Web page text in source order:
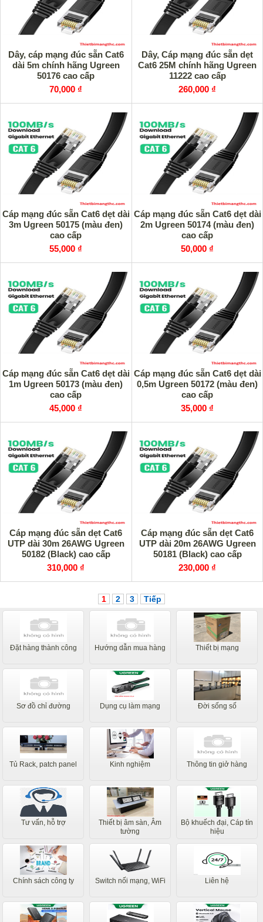
Dây, cáp mạng đúc sẵn Cat6
dài 5m chính hãng Ugreen
50176 cao cấp
70,000 ₫
Dây, Cáp mạng đúc sẵn dẹt
Cat6 25M chính hãng Ugreen
11222 cao cấp
260,000 ₫
Cáp mạng đúc sẵn Cat6 dẹt dài
3m Ugreen 50175 (màu đen)
cao cấp
55,000 ₫
Cáp mạng đúc sẵn Cat6 dẹt dài
2m Ugreen 50174 (màu đen)
cao cấp
50,000 ₫
Cáp mạng đúc sẵn Cat6 dẹt dài
1m Ugreen 50173 (màu đen)
cao cấp
45,000 ₫
Cáp mạng đúc sẵn Cat6 dẹt dài
0,5m Ugreen 50172 (màu đen)
cao cấp
35,000 ₫
Cáp mạng đúc sẵn dẹt Cat6
UTP dài 30m 26AWG Ugreen
50182 (Black) cao cấp
310,000 ₫
Cáp mạng đúc sẵn dẹt Cat6
UTP dài 20m 26AWG Ugreen
50181 (Black) cao cấp
230,000 ₫
1 2 3 Tiếp
Đặt hàng thành công Hướng dẫn mua hàng Thiết bị mạng
Sơ đồ chỉ đường Dụng cụ làm mạng Đời sống số
Tủ Rack, patch panel Kinh nghiệm Thông tin giở hàng
Tư vấn, hỗ trợ
Thiết bị âm sàn, Âm
tường
Bộ khuếch đại, Cáp tín
hiệu
Chính sách công ty Switch nối mạng, WiFi Liên hệ